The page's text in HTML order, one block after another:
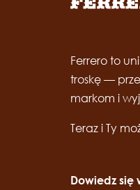
Ferrero to
troskę —
markom i
Teraz i Ty
Dowiedz się